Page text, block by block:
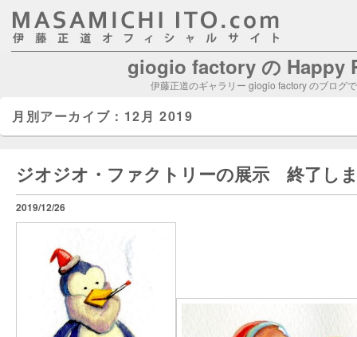
giogio factory の Happy
伊藤正道のギャラリー giogio factory のブログ
月別アーカイブ： 12月 2019
ジオジオ・ファクトリーの展示 終了し
2019/12/26